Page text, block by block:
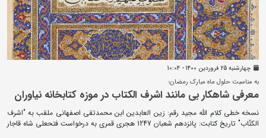
چهارشنبه 25 فروردين 1400 - 10:04
به مناسبت حلول ماه مبارک رمضان؛
معرفی شاهکار بی مانند اشرف الکتاب در موزه کتابخانه نیاوران
نسخه خطی کلام الله مجید رقم: زین العابدین ابن محمدتقی اصفهانی ملقب به "اشرف
الکتّاب" تاریخ کتابت: پانزدهم شعبان 1247 هجری قمری به درخواست فتحعلی شاه قاجار